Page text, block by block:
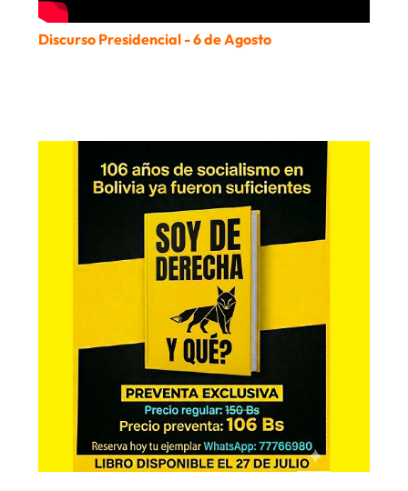
Discurso Presidencial - 6 de Agosto